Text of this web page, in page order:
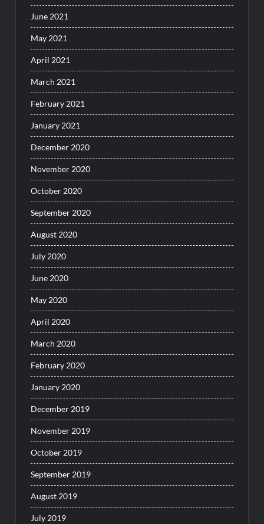
June 2021
May 2021
April 2021
March 2021
February 2021
January 2021
December 2020
November 2020
October 2020
September 2020
August 2020
July 2020
June 2020
May 2020
April 2020
March 2020
February 2020
January 2020
December 2019
November 2019
October 2019
September 2019
August 2019
July 2019